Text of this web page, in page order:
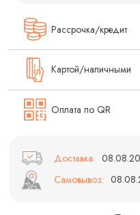
Рассрочка/кредит
Картой/наличными
Оплата по QR
Доставка:
Самовывоз: